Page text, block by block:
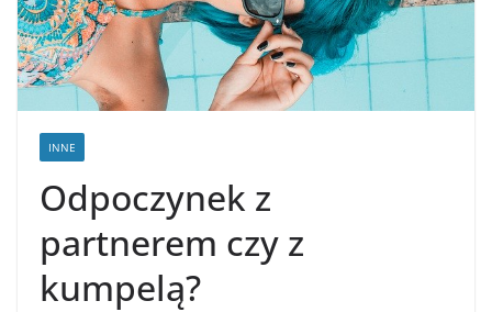
INNE
Odpoczynek z
partnerem czy z
kumpelą?